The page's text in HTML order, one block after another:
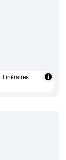
· Itinéraires :